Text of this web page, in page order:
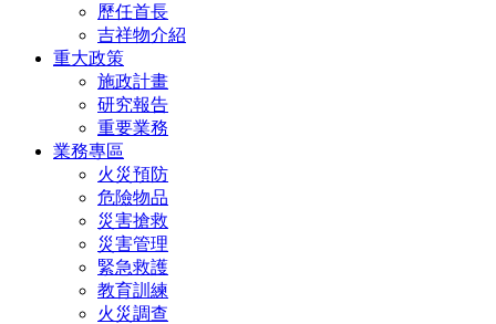
歷任首長
吉祥物介紹
重大政策
施政計畫
研究報告
重要業務
業務專區
火災預防
危險物品
災害搶救
災害管理
緊急救護
教育訓練
火災調查